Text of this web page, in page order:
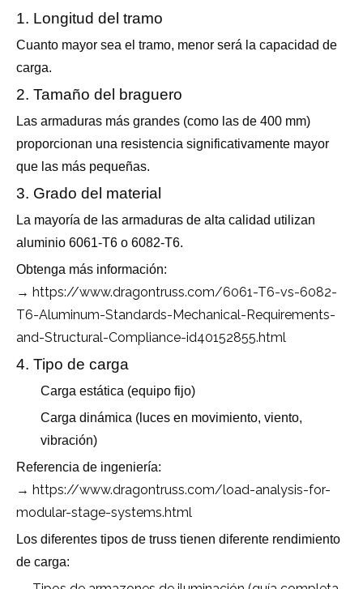
1. Longitud del tramo
Cuanto mayor sea el tramo, menor será la capacidad de
carga.
2. Tamaño del braguero
Las armaduras más grandes (como las de 400 mm)
proporcionan una resistencia significativamente mayor
que las más pequeñas.
3. Grado del material
La mayoría de las armaduras de alta calidad utilizan
aluminio 6061-T6 o 6082-T6.
Obtenga más información:
→ https://www.dragontruss.com/6061-T6-vs-6082-
T6-Aluminum-Standards-Mechanical-Requirements-
and-Structural-Compliance-id40152855.html
4. Tipo de carga
Carga estática (equipo fijo)
Carga dinámica (luces en movimiento, viento,
vibración)
Referencia de ingeniería:
→ https://www.dragontruss.com/load-analysis-for-
modular-stage-systems.html
Los diferentes tipos de truss tienen diferente rendimiento
de carga: